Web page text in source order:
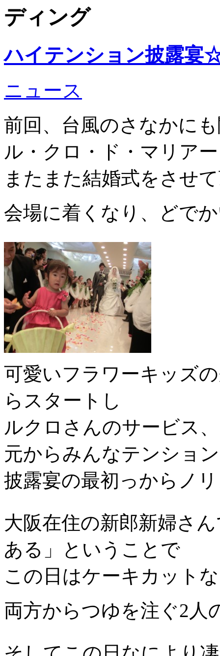
ハイテンション披露宴
ニュース
前回、台風のさなかに
ル・クロ・ド・マリア
またまた結婚式をさせ
会場に着くなり、どで
可愛いフラワーキッズ
らスタートし
ルクロさんのサービス
元からみんなテンショ
披露宴の最初っからノ
大阪在住の新郎新婦さ
ある」ということで
この日はケーキカット
両方からつゆを注ぐ2